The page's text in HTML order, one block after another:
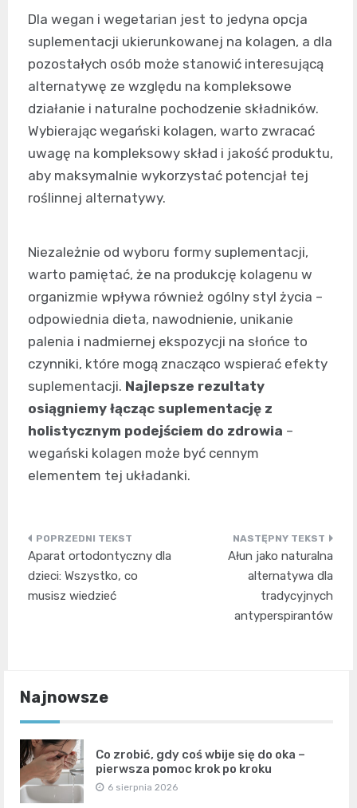
Dla wegan i wegetarian jest to jedyna opcja
suplementacji ukierunkowanej na kolagen, a dla
pozostałych osób może stanowić interesującą
alternatywę ze względu na kompleksowe
działanie i naturalne pochodzenie składników.
Wybierając wegański kolagen, warto zwracać
uwagę na kompleksowy skład i jakość produktu,
aby maksymalnie wykorzystać potencjał tej
roślinnej alternatywy.
Niezależnie od wyboru formy suplementacji,
warto pamiętać, że na produkcję kolagenu w
organizmie wpływa również ogólny styl życia –
odpowiednia dieta, nawodnienie, unikanie
palenia i nadmiernej ekspozycji na słońce to
czynniki, które mogą znacząco wspierać efekty
suplementacji. Najlepsze rezultaty
osiągniemy łącząc suplementację z
holistycznym podejściem do zdrowia –
wegański kolagen może być cennym
elementem tej układanki.
Nawigacja
wpisu
Aparat ortodontyczny dla
dzieci: Wszystko, co
musisz wiedzieć
Ałun jako naturalna
alternatywa dla
tradycyjnych
antyperspirantów
Najnowsze
Co zrobić, gdy coś wbije się do oka –
pierwsza pomoc krok po kroku
6 sierpnia 2026